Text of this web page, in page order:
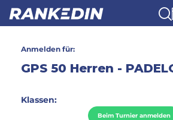
Anmelden für:
GPS 50 Herren -
Klassen:
Beim Turnier anmelden